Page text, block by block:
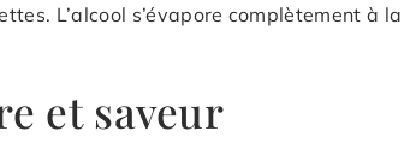
L’alcool s’évapore complètement à la
et saveur